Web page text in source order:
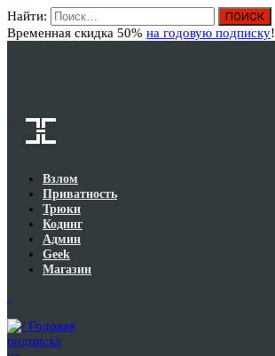
Найти:
Временная скидка 50% на годовую подписку!
Взлом
Приватность
Трюки
Кодинг
Админ
Geek
Магазин
Годовая
подписка